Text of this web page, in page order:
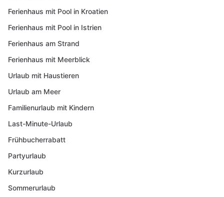
Ferienhaus mit Pool in Kroatien
Ferienhaus mit Pool in Istrien
Ferienhaus am Strand
Ferienhaus mit Meerblick
Urlaub mit Haustieren
Urlaub am Meer
Familienurlaub mit Kindern
Last-Minute-Urlaub
Frühbucherrabatt
Partyurlaub
Kurzurlaub
Sommerurlaub